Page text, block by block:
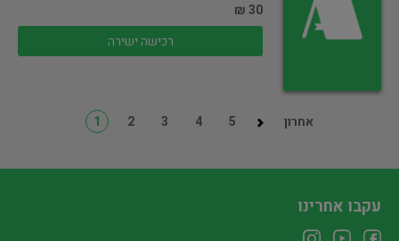
30 ₪
רכישה ישירה
1 2 3 4 5 אחרון
עקבו אחרינו